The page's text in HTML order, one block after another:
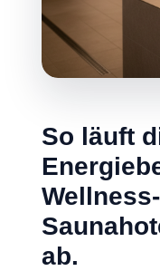
So läuft
ab.